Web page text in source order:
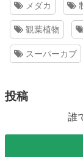
メダカ
観葉植物
スーパーカブ
投稿
誰